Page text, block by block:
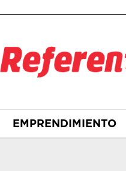
EMPRENDIMIENTO